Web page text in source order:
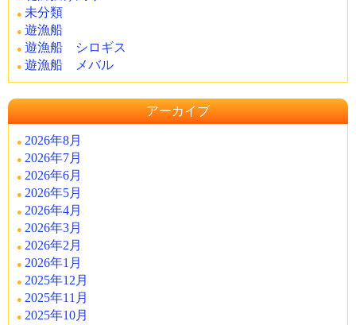
未分類
遊漁船
遊漁船 シロギス
遊漁船 メバル
アーカイブ
2026年8月
2026年7月
2026年6月
2026年5月
2026年4月
2026年3月
2026年2月
2026年1月
2025年12月
2025年11月
2025年10月